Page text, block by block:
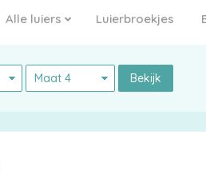
Alle luiers Luierbroekjes
Bekijk